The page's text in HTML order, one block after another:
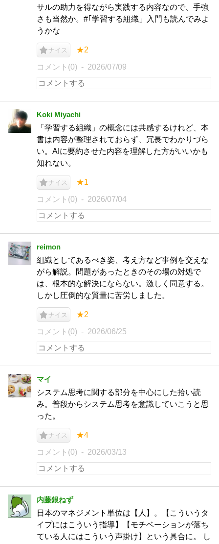
サルの助力を得ながら実践する内容なので、手強
さも当然か。#｢学習する組織」入門も読んでみよ
うかな
ナイス ★2
コメント(0) 2026/07/09
Koki Miyachi
「学習する組織」の概念には共感するけれど、本
書は内容が整理されておらず、冗長でわかりづら
い。AIに要約させた内容を理解した方がいいかも
知れない。
ナイス ★1
コメント(0) 2026/07/04
reimon
組織としてあるべき姿、考え方など事例を交えな
がら解説。問題があったときのその場の対処で
は、根本的な解決にならない。激しく同意する。
しかし圧倒的な質量に苦労しました。
ナイス ★2
コメント(0) 2026/06/25
マイ
システム思考に関する部分を中心にした拾い読
み。普段からシステム思考を意識していこうと思
った。
ナイス ★4
コメント(0) 2026/03/13
内藤銀ねず
日本のマネジメント単位は【人】。【こういうタ
イプにはこういう指導】【モチベーションが落ち
ている人にはこういう声掛け】という具合に。 し